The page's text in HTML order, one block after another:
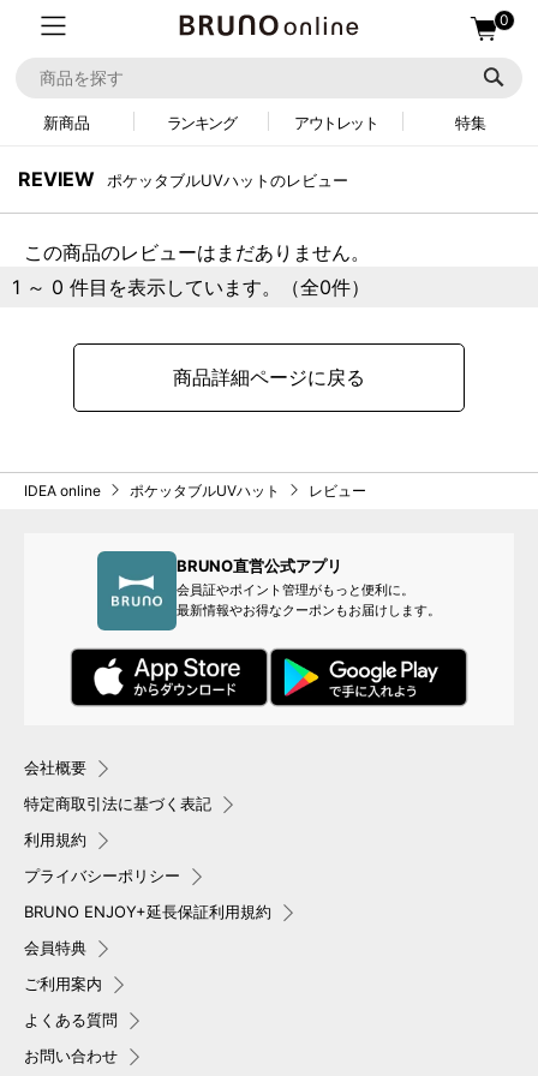
0
新商品 ランキング アウトレット 特集
REVIEW ポケッタブルUVハットのレビュー
この商品のレビューはまだありません。
1 ～ 0 件目を表示しています。（全0件）
商品詳細ページに戻る
IDEA online ポケッタブルUVハット レビュー
BRUNO直営公式アプリ
会員証やポイント管理がもっと便利に。
最新情報やお得なクーポンもお届けします。
会社概要
特定商取引法に基づく表記
利用規約
プライバシーポリシー
BRUNO ENJOY+延長保証利用規約
会員特典
ご利用案内
よくある質問
お問い合わせ